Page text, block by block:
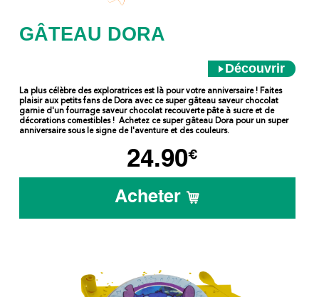
GÂTEAU DORA
Découvrir
La plus célèbre des exploratrices est là pour votre anniversaire ! Faites
plaisir aux petits fans de Dora avec ce super gâteau saveur chocolat
garnie d'un fourrage saveur chocolat recouverte pâte à sucre et de
décorations comestibles ! Achetez ce super gâteau Dora pour un super
anniversaire sous le signe de l'aventure et des couleurs.
24.90€
Acheter